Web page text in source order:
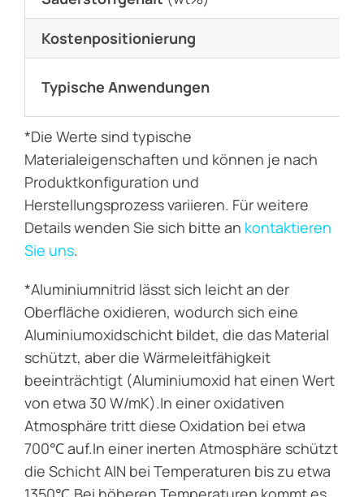
Kostenpositionierung
Typische Anwendungen
*Die Werte sind typische
Materialeigenschaften und können je nach
Produktkonfiguration und
Herstellungsprozess variieren. Für weitere
Details wenden Sie sich bitte an kontaktieren
Sie uns.
*Aluminiumnitrid lässt sich leicht an der
Oberfläche oxidieren, wodurch sich eine
Aluminiumoxidschicht bildet, die das Material
schützt, aber die Wärmeleitfähigkeit
beeinträchtigt (Aluminiumoxid hat einen Wert
von etwa 30 W/mK).In einer oxidativen
Atmosphäre tritt diese Oxidation bei etwa
700℃ auf.In einer inerten Atmosphäre schützt
die Schicht AlN bei Temperaturen bis zu etwa